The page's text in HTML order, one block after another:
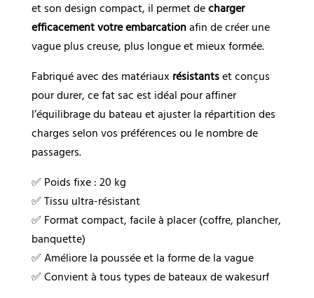
et son design compact, il permet decharger
efficacement votre embarcationafin de créer une
vague plus creuse, plus longue et mieux formée.
Fabriqué avec des matériaux résistantset conçus
pour durer, ce fat sac est idéal pour affiner
l’équilibrage du bateau et ajuster la répartition des
charges selon vos préférences ou le nombre de
passagers.
✅ Poids fixe : 20 kg
✅ Tissu ultra-résistant
✅ Format compact, facile à placer (coffre, plancher,
banquette)
✅ Améliore la poussée et la forme de la vague
✅ Convient à tous types de bateaux de wakesurf